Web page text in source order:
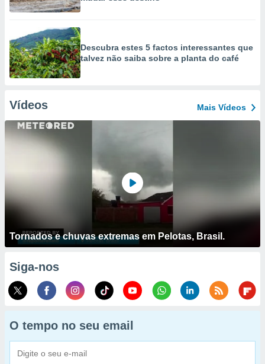
Descubra estes 5 factos interessantes que
talvez não saiba sobre a planta do café
Vídeos Mais Vídeos
Tornados e chuvas extremas em Pelotas, Brasil.
Siga-nos
O tempo no seu email